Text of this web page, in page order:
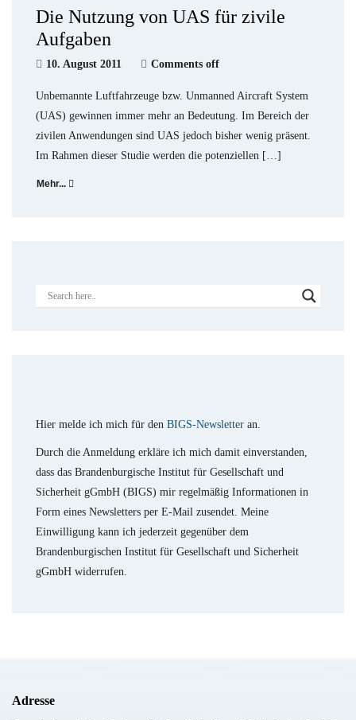
Die Nutzung von UAS für zivile
Aufgaben
10. August 2011 Comments off
Unbemannte Luftfahrzeuge bzw. Unmanned Aircraft System
(UAS) gewinnen immer mehr an Bedeutung. Im Bereich der
zivilen Anwendungen sind UAS jedoch bisher wenig präsent.
Im Rahmen dieser Studie werden die potenziellen […]
Mehr...
Hier melde ich mich für den BIGS-Newsletter an.
Durch die Anmeldung erkläre ich mich damit einverstanden,
dass das Brandenburgische Institut für Gesellschaft und
Sicherheit gGmbH (BIGS) mir regelmäßig Informationen in
Form eines Newsletters per E-Mail zusendet. Meine
Einwilligung kann ich jederzeit gegenüber dem
Brandenburgischen Institut für Gesellschaft und Sicherheit
gGmbH widerrufen.
Adresse